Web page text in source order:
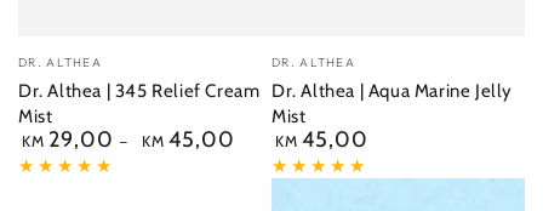
Dobavljač:
DR. ALTHEA
Dr. Althea | 345 Relief Cream
Mist
Redovna
cijena
KM 29,00 KM 45,00
Dobavljač:
DR. ALTHEA
Dr. Althea | Aqua Marine Jelly
Mist
Redovna
cijena
KM 45,00